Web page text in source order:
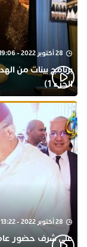
28 أكتوبر 2022 - 19:06
الجزء 1)
28 أكتوبر 2022 - 13:22
على شرف حضور